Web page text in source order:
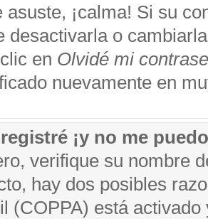
asuste, ¡calma! Si su
desactivarla o
en Olvidé mi
nuevamente en
¡y no me
verifique su nombre
hay dos posibles
(COPPA) está